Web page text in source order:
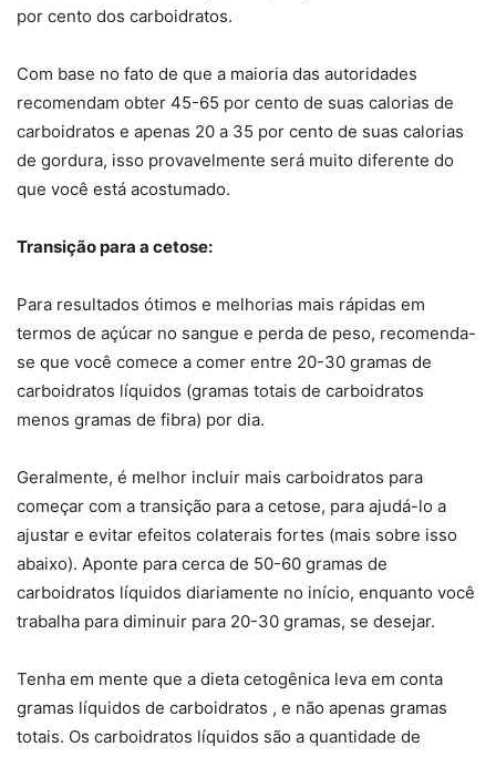
por cento dos carboidratos.
Com base no fato de que a maioria das autoridades
recomendam obter 45-65 por cento de suas calorias de
carboidratos e apenas 20 a 35 por cento de suas calorias
de gordura, isso provavelmente será muito diferente do
que você está acostumado.
Transição para a cetose:
Para resultados ótimos e melhorias mais rápidas em
termos de açúcar no sangue e perda de peso, recomenda-
se que você comece a comer entre 20-30 gramas de
carboidratos líquidos (gramas totais de carboidratos
menos gramas de fibra) por dia.
Geralmente, é melhor incluir mais carboidratos para
começar com a transição para a cetose, para ajudá-lo a
ajustar e evitar efeitos colaterais fortes (mais sobre isso
abaixo). Aponte para cerca de 50-60 gramas de
carboidratos líquidos diariamente no início, enquanto você
trabalha para diminuir para 20-30 gramas, se desejar.
Tenha em mente que a dieta cetogênica leva em conta
gramas líquidos de carboidratos , e não apenas gramas
totais. Os carboidratos líquidos são a quantidade de